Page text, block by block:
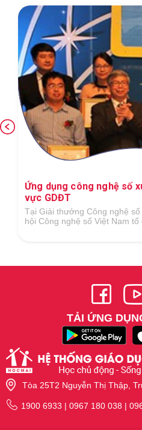
Ứng dụng công nghệ số
vực GDĐT
Tại Giải thưởng Công nghệ
hội Công nghệ số Việt Nam tổ
TẢI ỨNG
Tòa 25T2 Nguyễn Thị Thập,
1900 6933 | 0967 180 038 |